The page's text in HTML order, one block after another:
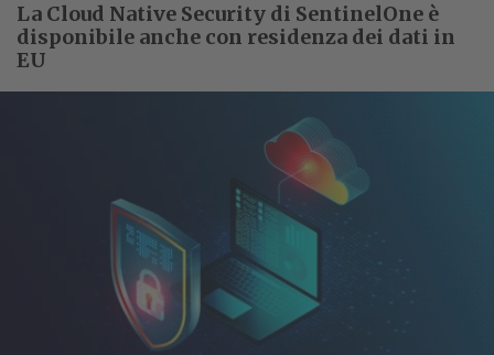
La Cloud Native Security di SentinelOne è
disponibile anche con residenza dei dati in
EU